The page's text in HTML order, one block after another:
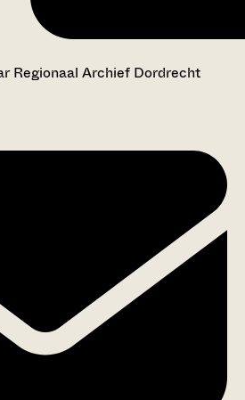
Regionaal Archief Dordrecht